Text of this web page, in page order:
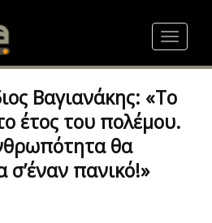
Toggle
Βαγιανάκης: «Το
έτος του πολέμου.
θα
σ’έναν πανικό!»